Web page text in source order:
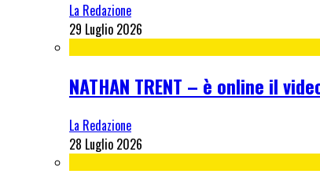
La Redazione
29 Luglio 2026
NATHAN TRENT – è online il
La Redazione
28 Luglio 2026